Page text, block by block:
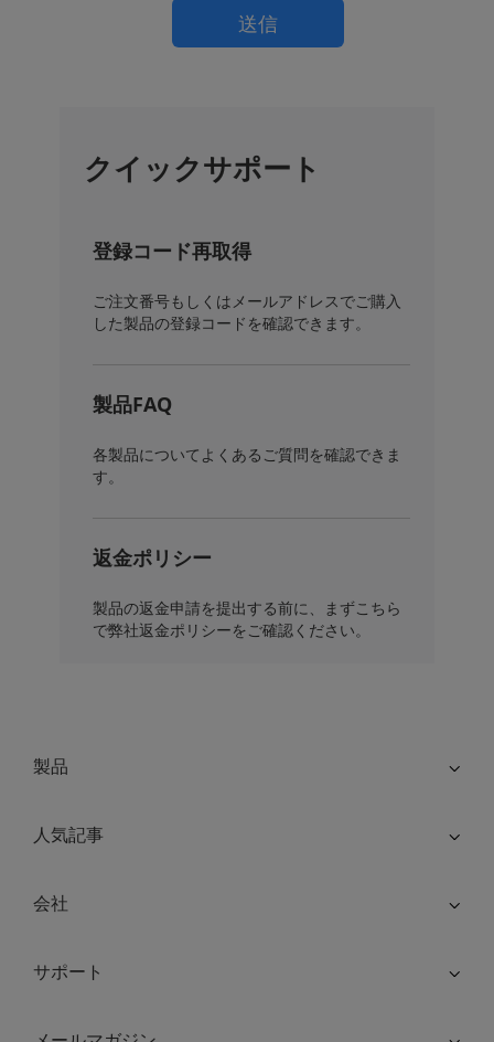
クイックサポート
登録コード再取得
ご注文番号もしくはメールアドレスでご購入
した製品の登録コードを確認できます。
製品FAQ
各製品についてよくあるご質問を確認できま
す。
返金ポリシー
製品の返金申請を提出する前に、まずこちら
で弊社返金ポリシーをご確認ください。
製品
人気記事
会社
サポート